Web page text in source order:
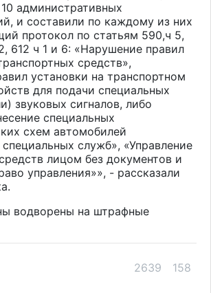
административных
и составили по каждому из них
протокол по статьям 590,ч 5,
612 ч 1 и 6: «Нарушение правил
средств»,
установки на транспортном
для подачи специальных
звуковых сигналов, либо
специальных
схем автомобилей
служб», «Управление
лицом без документов и
управления»», - рассказали
водворены на штрафные
2639 158